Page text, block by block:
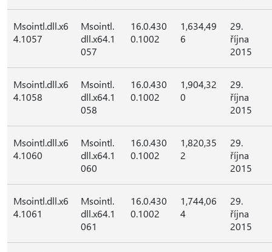
Msointl.dll.x6
4.1057
Msointl.
dll.x64.1
057
16.0.430
0.1002
1,634,49
6
29.
října
2015
Msointl.dll.x6
4.1058
Msointl.
dll.x64.1
058
16.0.430
0.1002
1,904,32
0
29.
října
2015
Msointl.dll.x6
4.1060
Msointl.
dll.x64.1
060
16.0.430
0.1002
1,820,35
2
29.
října
2015
Msointl.dll.x6
4.1061
Msointl.
dll.x64.1
061
16.0.430
0.1002
1,744,06
4
29.
října
2015